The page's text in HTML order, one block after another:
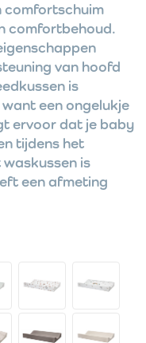
comfortschuim
comfortbehoud.
van hoofd
is
een ongelukje
ervoor dat je baby
tijdens het
is
een afmeting